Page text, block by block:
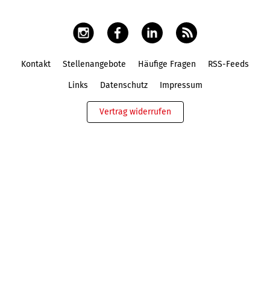
Kontakt Stellenangebote Häufige Fragen RSS-Feeds
Links Datenschutz Impressum
Vertrag widerrufen